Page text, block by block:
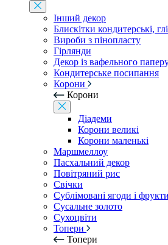
Інший декор
Блискітки кондитерські,
Вироби з пінопласту
Гірлянди
Декор із вафельного
Кондитерське посипання
Корони
Корони
Діадеми
Корони великі
Корони маленькі
Маршмеллоу
Пасхальний декор
Повітряний рис
Свічки
Сублімовані ягоди і фрукти
Сусальне золото
Сухоцвіти
Топери
Топери